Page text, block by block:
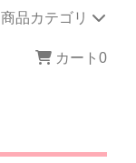
商品カテゴリ
カート 0